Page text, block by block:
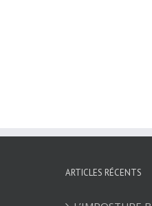
ARTICLES RÉCENTS